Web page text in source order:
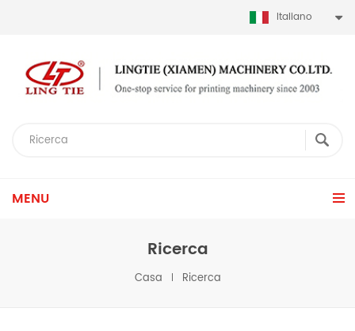
Italiano
MENU
Ricerca
Casa Ricerca